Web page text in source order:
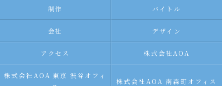
制作 バイトル
会社 デザイン
アクセス 株式会社AOA
株式会社AOA 東京 渋谷オフィ
株式会社AOA 南森町オフィス